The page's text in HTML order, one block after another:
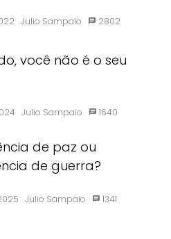
Julio Sampaio 2802
você não é o seu
Julio Sampaio 1640
de paz ou
de guerra?
Julio Sampaio 1341